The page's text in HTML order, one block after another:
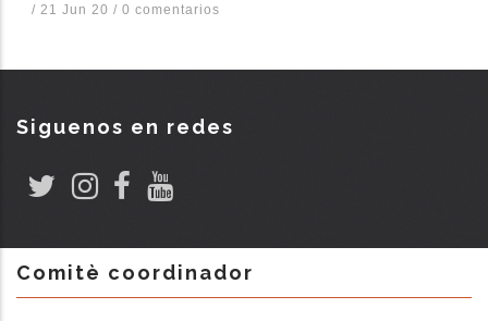
/ 21 Jun 20 / 0 comentarios
Siguenos en redes
Comitè coordinador